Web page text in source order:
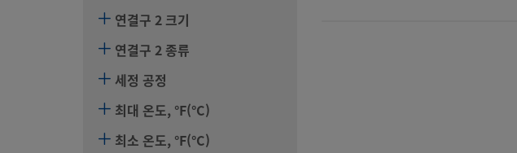
연결구 2 크기
연결구 2 종류
세정 공정
최대 온도, °F(°C)
최소 온도, °F(°C)